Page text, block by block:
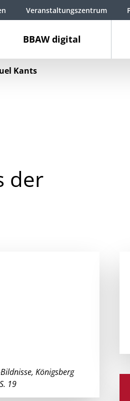
BBAW digital
Veranstaltungszentrum
Kants
der
Königsberg
19